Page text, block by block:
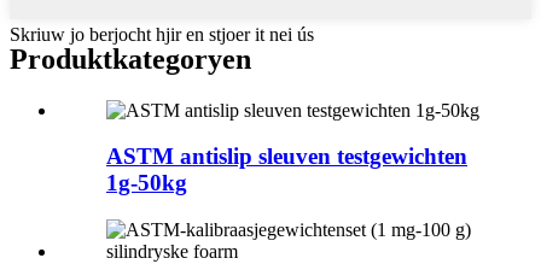
Skriuw jo berjocht hjir en stjoer it nei ús
Produktkategoryen
ASTM antislip sleuven testgewichten
1g-50kg